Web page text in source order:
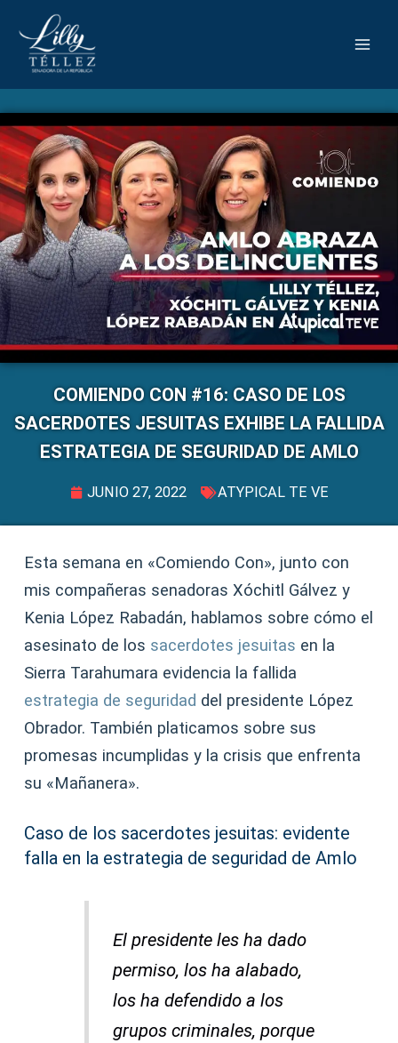
COMIENDO CON #16: CASO DE LOS
SACERDOTES JESUITAS EXHIBE LA FALLIDA
ESTRATEGIA DE SEGURIDAD DE AMLO
JUNIO 27, 2022 ATYPICAL TE VE
Esta semana en «Comiendo Con», junto con
mis compañeras senadoras Xóchitl Gálvez y
Kenia López Rabadán, hablamos sobre cómo el
asesinato de los sacerdotes jesuitas en la
Sierra Tarahumara evidencia la fallida
estrategia de seguridad del presidente López
Obrador. También platicamos sobre sus
promesas incumplidas y la crisis que enfrenta
su «Mañanera».
Caso de los sacerdotes jesuitas: evidente
falla en la estrategia de seguridad de Amlo
El presidente les ha dado
permiso, los ha alabado,
los ha defendido a los
grupos criminales, porque